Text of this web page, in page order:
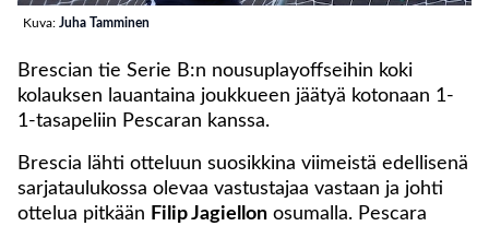
Kuva: Juha Tamminen
Brescian tie Serie B:n nousuplayoffseihin koki
kolauksen lauantaina joukkueen jäätyä kotonaan 1-
1-tasapeliin Pescaran kanssa.
Brescia lähti otteluun suosikkina viimeistä edellisenä
sarjataulukossa olevaa vastustajaa vastaan ja johti
ottelua pitkään Filip Jagiellon osumalla. Pescara